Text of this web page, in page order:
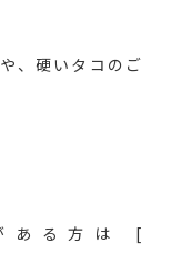
、硬いタコのご
ある方は [